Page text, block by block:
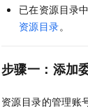
已在资源目录
资源目录。
步骤一：添加
资源目录的管理账